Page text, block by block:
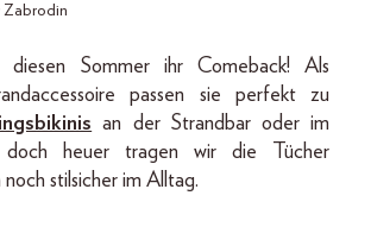
Zabrodin
diesen Sommer ihr Comeback! Als
passen sie perfekt zu
an der Strandbar oder im
doch heuer tragen wir die Tücher
noch stilsicher im Alltag.